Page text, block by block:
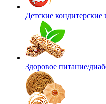
Детские кондитерские
Здоровое питание/